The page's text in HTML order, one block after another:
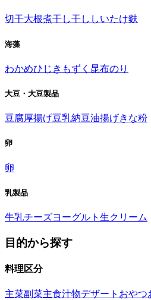
切干大根煮干し干ししいたけ麩
海藻
わかめひじき もずく 昆布のり
大豆・大豆製品
豆腐厚揚げ豆乳納豆油揚げきな粉
卵
卵
乳製品
牛乳チーズヨーグルト 生クリーム
目的から探す
料理区分
主菜副菜主食汁物デザート おやつ